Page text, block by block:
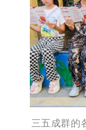
三五成群的